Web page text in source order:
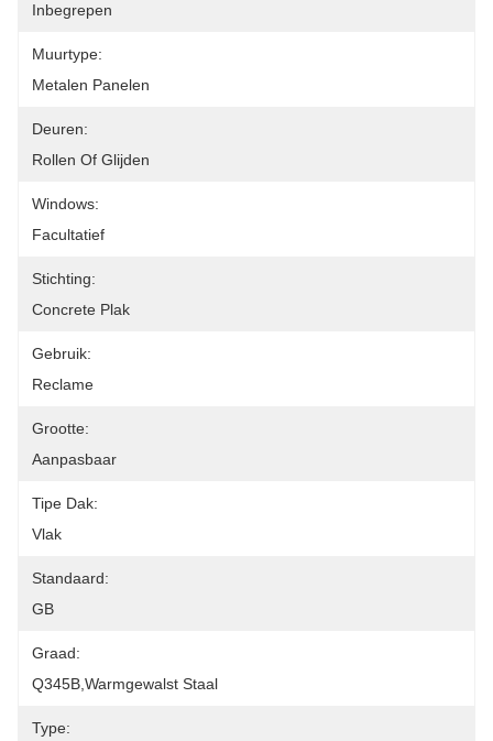
Inbegrepen
Muurtype:
Metalen Panelen
Deuren:
Rollen Of Glijden
Windows:
Facultatief
Stichting:
Concrete Plak
Gebruik:
Reclame
Grootte:
Aanpasbaar
Tipe Dak:
Vlak
Standaard:
GB
Graad:
Q345B,warmgewalst Staal
Type: